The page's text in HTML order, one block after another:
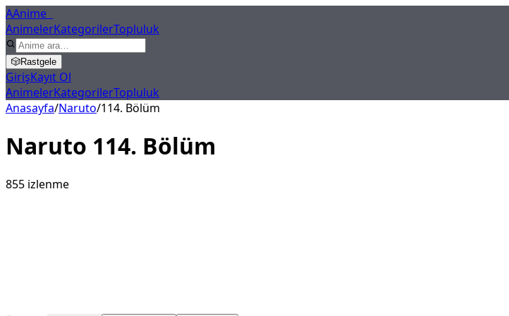
AAnime
AnimelerKategorilerTopluluk
🎲Rastgele
GirişKayıt Ol
AnimelerKategorilerTopluluk
Anasayfa/Naruto/114. Bölüm
Naruto 114. Bölüm
855 izlenme